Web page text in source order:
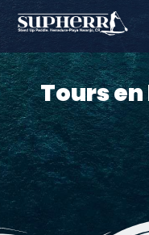
Skip
to
contentTours